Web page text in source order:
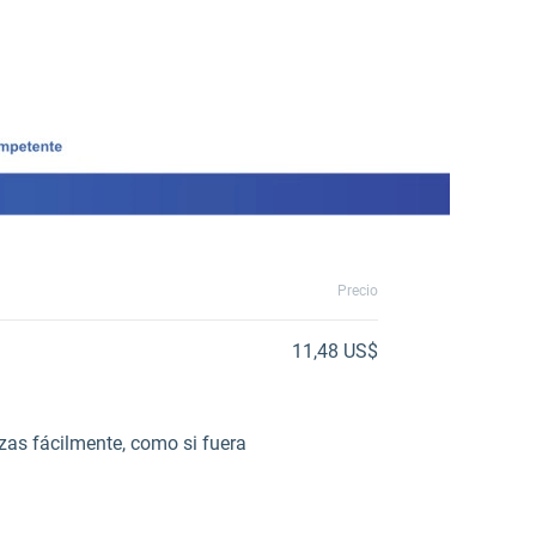
Precio
fácilmente, como si fuera
11,48 US$